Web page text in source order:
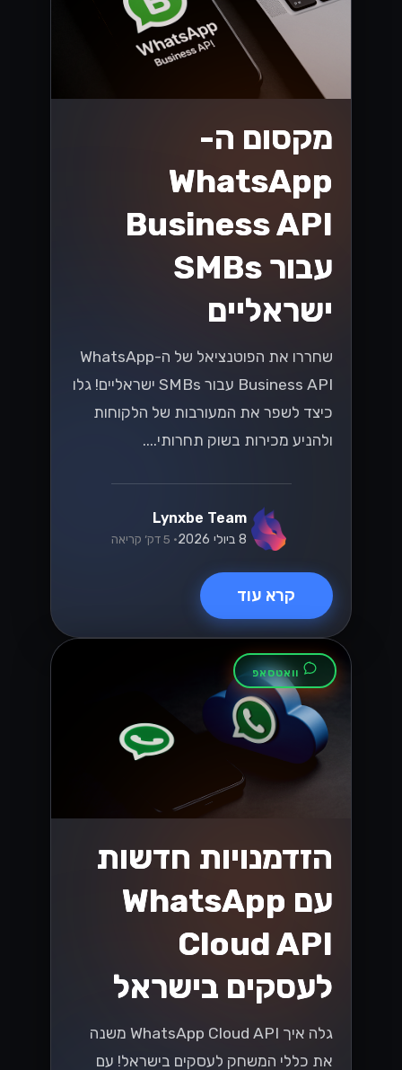
מקסום ה-
WhatsApp
Business API
עבור SMBs
ישראליים
שחררו את הפוטנציאל של ה-WhatsApp
Business API עבור SMBs ישראליים! גלו
כיצד לשפר את המעורבות של הלקוחות
ולהניע מכירות בשוק תחרותי....
Lynxbe Team
8 ביולי 2026 • 5 דק׳ קריאה
קרא עוד
וואטסאפ
הזדמנויות חדשות
עם WhatsApp
Cloud API
לעסקים בישראל
גלה איך WhatsApp Cloud API משנה
את כללי המשחק לעסקים בישראל! עם